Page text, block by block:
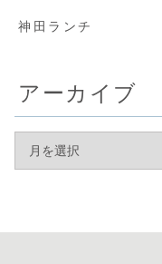
神田ランチ
アーカイブ